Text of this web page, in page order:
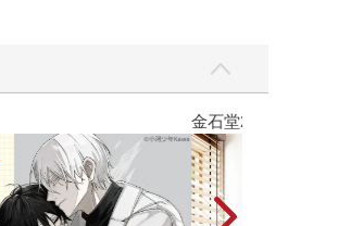
金石堂2026海